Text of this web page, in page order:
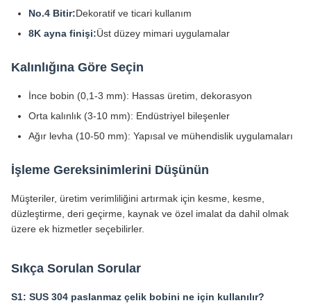
No.4 Bitir:Dekoratif ve ticari kullanım
8K ayna finişi:Üst düzey mimari uygulamalar
Kalınlığına Göre Seçin
İnce bobin (0,1-3 mm): Hassas üretim, dekorasyon
Orta kalınlık (3-10 mm): Endüstriyel bileşenler
Ağır levha (10-50 mm): Yapısal ve mühendislik uygulamaları
İşleme Gereksinimlerini Düşünün
Müşteriler, üretim verimliliğini artırmak için kesme, kesme,
düzleştirme, deri geçirme, kaynak ve özel imalat da dahil olmak
üzere ek hizmetler seçebilirler.
Sıkça Sorulan Sorular
S1: SUS 304 paslanmaz çelik bobini ne için kullanılır?